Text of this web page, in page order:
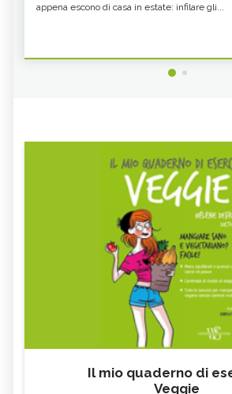
appena escono di casa in estate: infilare gli...
Il mio quaderno di
Veggie